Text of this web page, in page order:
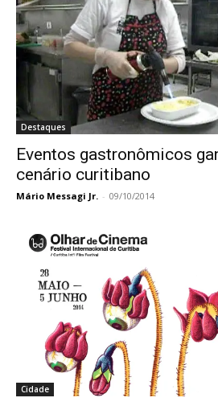
Destaques
Eventos gastronômicos
cenário curitibano
Mário Messagi Jr. - 09/10/2014
Cidade